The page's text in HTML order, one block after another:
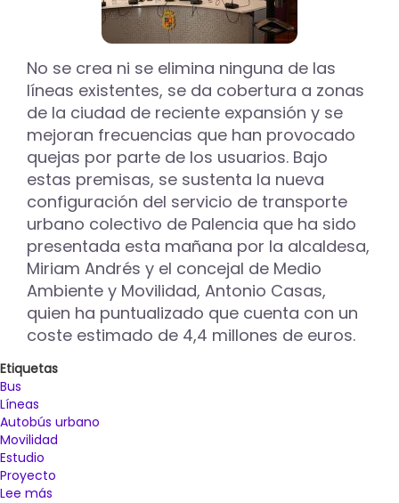
No se crea ni se elimina ninguna de las
líneas existentes, se da cobertura a zonas
de la ciudad de reciente expansión y se
mejoran frecuencias que han provocado
quejas por parte de los usuarios. Bajo
estas premisas, se sustenta la nueva
configuración del servicio de transporte
urbano colectivo de Palencia que ha sido
presentada esta mañana por la alcaldesa,
Miriam Andrés y el concejal de Medio
Ambiente y Movilidad, Antonio Casas,
quien ha puntualizado que cuenta con un
coste estimado de 4,4 millones de euros.
Etiquetas
Bus
Líneas
Autobús urbano
Movilidad
Estudio
Proyecto
Lee más